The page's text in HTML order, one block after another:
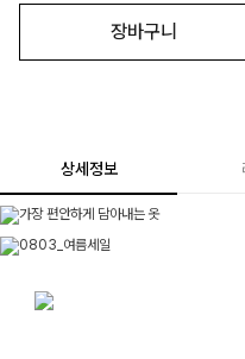
장바구니
상세정보